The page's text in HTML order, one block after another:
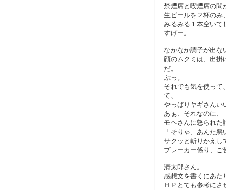
禁煙席と喫煙席の間
生ビールを２杯の
みるみる１本空いて
すげー。
なかなか調子が出な
顔のムクミは、出掛
だ。
ぷっ。
それでも気を使って
て、
やっぱりヤギさんい
あぁ、それなのに、
モヘさんに怒られた
「そりゃ、あんた
サクッと斬りかえし
ブレーカー係り、ご
清太郎さん。
感想文を書くにあた
ＨＰとても参考にさ